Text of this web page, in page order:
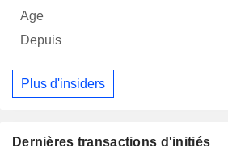
Plus d'insiders
Dernières transactions d'initiés